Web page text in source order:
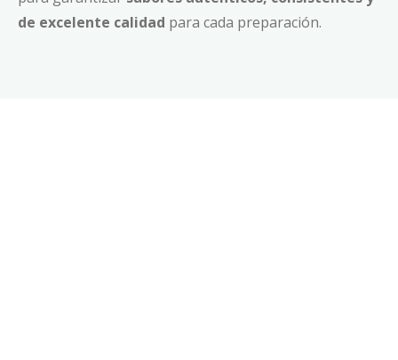
de excelente calidad para cada preparación.